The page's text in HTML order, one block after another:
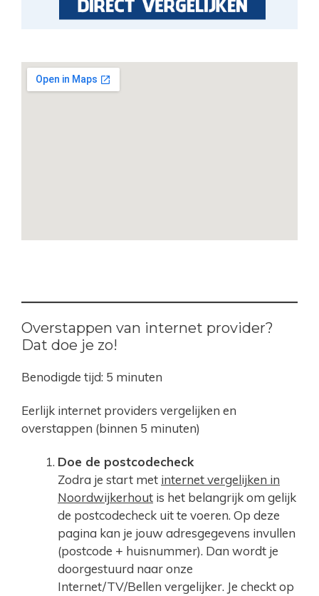
Overstappen van internet provider?
Dat doe je zo!
Benodigde tijd: 5 minuten
Eerlijk internet providers vergelijken en
overstappen (binnen 5 minuten)
Doe de postcodecheck
Zodra je start met internet vergelijken in
Noordwijkerhout is het belangrijk om gelijk
de postcodecheck uit te voeren. Op deze
pagina kan je jouw adresgegevens invullen
(postcode + huisnummer). Dan wordt je
doorgestuurd naar onze
Internet/TV/Bellen vergelijker. Je checkt op